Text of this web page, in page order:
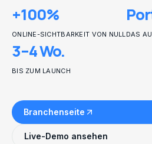
+100%
ONLINE-SICHTBARKEIT VON NULLDAS
3–4 Wo.
BIS ZUM LAUNCH
Branchenseite
Live-Demo ansehen